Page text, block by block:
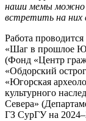
наши мемы можно
встретить на них
Работа
«Шаг в прошлое
(Фонд «Центр
«Обдорский
«Югорская
культурного
Севера»
ГЗ СурГУ на